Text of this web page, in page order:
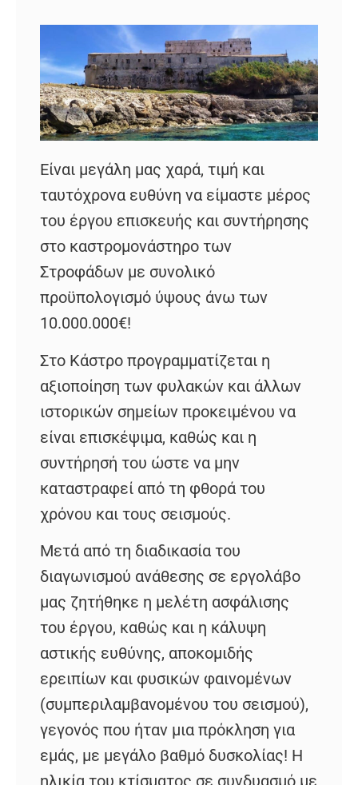
Είναι μεγάλη μας χαρά, τιμή και
ταυτόχρονα ευθύνη να είμαστε μέρος
του έργου επισκευής και συντήρησης
στο καστρομονάστηρο των
Στροφάδων με συνολικό
προϋπολογισμό ύψους άνω των
10.000.000€!
Στο Κάστρο προγραμματίζεται η
αξιοποίηση των φυλακών και άλλων
ιστορικών σημείων προκειμένου να
είναι επισκέψιμα, καθώς και η
συντήρησή του ώστε να μην
καταστραφεί από τη φθορά του
χρόνου και τους σεισμούς.
Μετά από τη διαδικασία του
διαγωνισμού ανάθεσης σε εργολάβο
μας ζητήθηκε η μελέτη ασφάλισης
του έργου, καθώς και η κάλυψη
αστικής ευθύνης, αποκομιδής
ερειπίων και φυσικών φαινομένων
(συμπεριλαμβανομένου του σεισμού),
γεγονός που ήταν μια πρόκληση για
εμάς, με μεγάλο βαθμό δυσκολίας! Η